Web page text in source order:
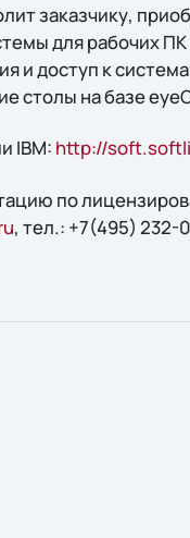
заказчику,
для рабочих
и доступ к
столы на базе
IBM: http://
по
, тел.: +7(495) 232-